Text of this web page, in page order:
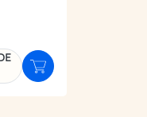
Ajouter au panier